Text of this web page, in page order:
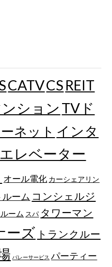
CATVCS REIT
ション TVド
ネット インタ
エレベーター
オール電化 カーシェアリン
ーム コンシェルジ
ーム スパ タワーマン
ーズ トランクルー
バレーサービス パーティー